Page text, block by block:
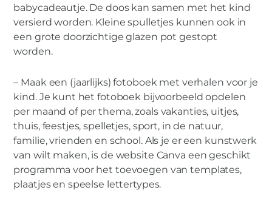
babycadeautje. De doos kan samen met het kind
versierd worden. Kleine spulletjes kunnen ook in
een grote doorzichtige glazen pot gestopt
worden.
– Maak een (jaarlijks) fotoboek met verhalen voor je
kind. Je kunt het fotoboek bijvoorbeeld opdelen
per maand of per thema, zoals vakanties, uitjes,
thuis, feestjes, spelletjes, sport, in de natuur,
familie, vrienden en school. Als je er een kunstwerk
van wilt maken, is de website Canva een geschikt
programma voor het toevoegen van templates,
plaatjes en speelse lettertypes.